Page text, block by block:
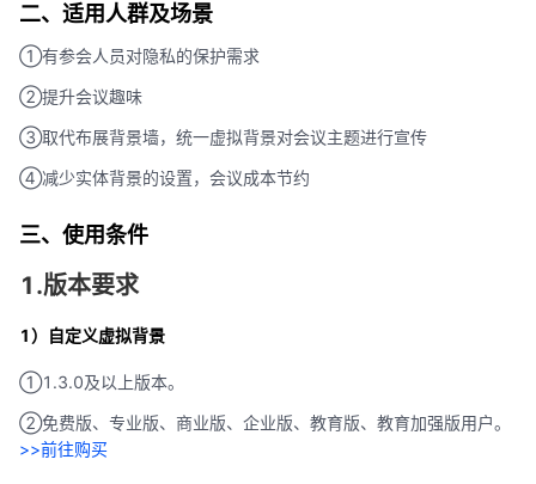
二、适用人群及场景
①有参会人员对隐私的保护需求
②提升会议趣味
③取代布展背景墙，统一虚拟背景对会议主题进行宣传
④减少实体背景的设置，会议成本节约
三、使用条件
1.版本要求
1）自定义虚拟背景
①1.3.0及以上版本。
②免费版、专业版、商业版、企业版、教育版、教育加强版用户。
>>前往购买